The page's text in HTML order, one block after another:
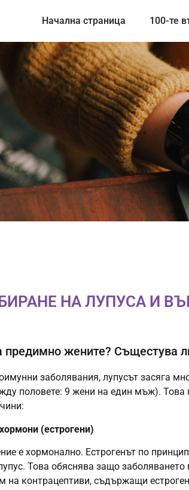
Начална страница 100-те
НА ЛУПУСА И
предимно жените? Същестува
заболявания, лупусът засяга
половете: 9 жени на един мъж).
(естрогени)
е хормонално. Естрогенът по
Това обяснява защо
на контрацептиви, съдържащи